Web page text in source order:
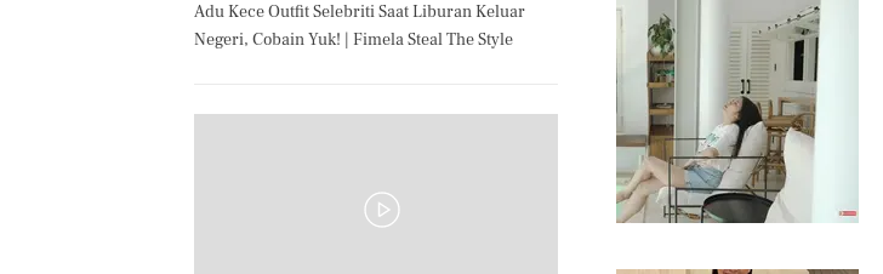
Adu Kece Outfit Selebriti Saat Liburan Keluar
Negeri, Cobain Yuk! | Fimela Steal The Style